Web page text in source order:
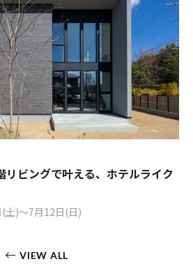
リビングで叶える、ホテルライク
土)〜7月12日(日)
VIEW ALL